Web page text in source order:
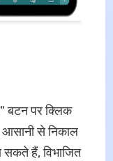
बटन पर क्लिक
से निकाल
हैं, विभाजित